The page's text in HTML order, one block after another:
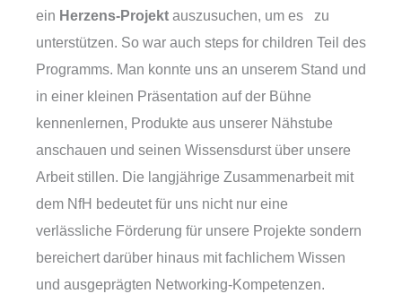
ein Herzens-Projekt auszusuchen, um es zu
unterstützen. So war auch steps for children Teil des
Programms. Man konnte uns an unserem Stand und
in einer kleinen Präsentation auf der Bühne
kennenlernen, Produkte aus unserer Nähstube
anschauen und seinen Wissensdurst über unsere
Arbeit stillen. Die langjährige Zusammenarbeit mit
dem NfH bedeutet für uns nicht nur eine
verlässliche Förderung für unsere Projekte sondern
bereichert darüber hinaus mit fachlichem Wissen
und ausgeprägten Networking-Kompetenzen.